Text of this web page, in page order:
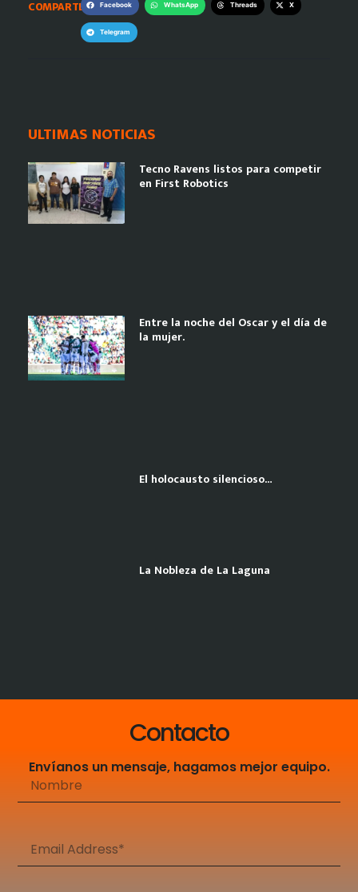
COMPARTE: Facebook WhatsApp Threads X
Telegram
ULTIMAS NOTICIAS
Tecno Ravens listos para competir
en First Robotics
Entre la noche del Oscar y el día de
la mujer.
El holocausto silencioso…
La Nobleza de La Laguna
Contacto
Envíanos un mensaje, hagamos mejor equipo.